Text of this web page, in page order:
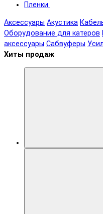
Пленки
Аксессуары Акустика
Оборудование для катеров
аксессуары Сабвуферы
Хиты продаж